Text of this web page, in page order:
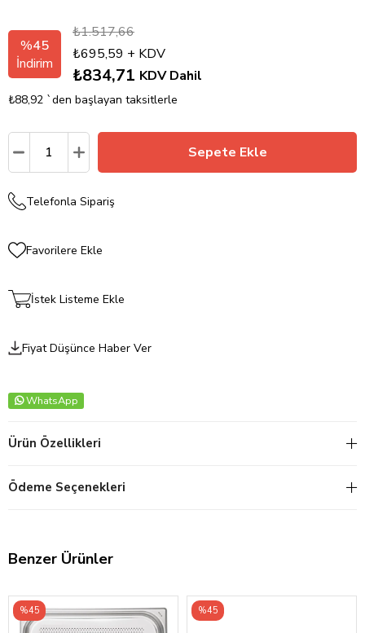
%45
İndirim
₺1.517,66
₺695,59 + KDV
KDV Dahil
₺834,71
₺88,92 `den başlayan taksitlerle
Telefonla Sipariş
Favorilere Ekle
İstek Listeme Ekle
Fiyat Düşünce Haber Ver
WhatsApp
Ürün Özellikleri
Ödeme Seçenekleri
Benzer Ürünler
%45 %45